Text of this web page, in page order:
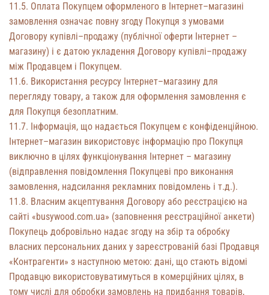
11.5. Оплата Покупцем оформленого в Інтернет–магазині
замовлення означає повну згоду Покупця з умовами
Договору купівлі–продажу (публічної оферти Інтернет –
магазину) і є датою укладення Договору купівлі–продажу
між Продавцем і Покупцем.
11.6. Використання ресурсу Інтернет–магазину для
перегляду товару, а також для оформлення замовлення є
для Покупця безоплатним.
11.7. Інформація, що надається Покупцем є конфіденційною.
Інтернет–магазин використовує інформацію про Покупця
виключно в цілях функціонування Інтернет – магазину
(відправлення повідомлення Покупцеві про виконання
замовлення, надсилання рекламних повідомлень і т.д.).
11.8. Власним акцептування Договору або реєстрацією на
сайті «busywood.com.ua» (заповнення реєстраційної анкети)
Покупець добровільно надає згоду на збір та обробку
власних персональних даних у зареєстрованій базі Продавця
«Контрагенти» з наступною метою: дані, що стають відомі
Продавцю використовуватимуться в комерційних цілях, в
тому числі для обробки замовлень на придбання товарів,